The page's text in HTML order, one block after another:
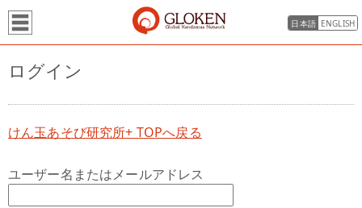
日本語 ENGLISH
ログイン
けん玉あそび研究所+ TOPへ戻る
ユーザー名またはメールアドレス